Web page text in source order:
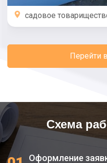
садовое
Перейти
Схема
Оформление